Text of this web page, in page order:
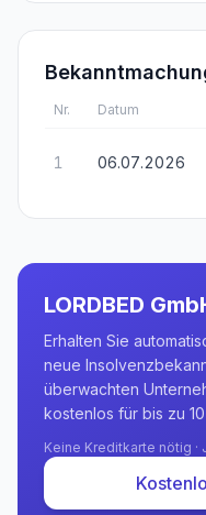
Nr. Datum
1 06.07.2026
LORDBED
Erhalten Sie
neue
überwachten
kostenlos für bis zu
Keine Kreditkarte nötig